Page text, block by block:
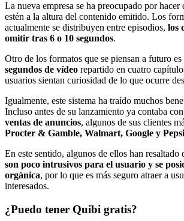
La nueva empresa se ha preocupado por hacer
estén a la altura del contenido emitido. Los
actualmente se distribuyen entre episodios, los
omitir tras 6 o 10 segundos.
Otro de los formatos que se piensan a futuro es
segundos de vídeo repartido en cuatro
usuarios sientan curiosidad de lo que ocurre
Igualmente, este sistema ha traído muchos
Incluso antes de su lanzamiento ya contaba con
ventas de anuncios, algunos de sus clientes
Procter & Gamble, Walmart, Google y Pepsi
En este sentido, algunos de ellos han resaltado
son poco intrusivos para el usuario y se
orgánica, por lo que es más seguro atraer a
interesados.
¿Puedo tener Quibi gratis?